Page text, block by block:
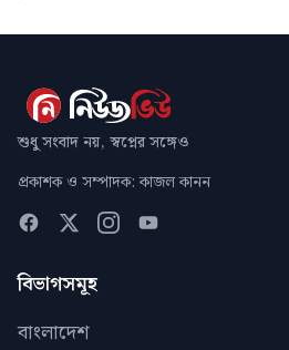
শুধু সংবাদ নয়, স্বপ্নের সঙ্গেও
প্রকাশক ও সম্পাদক: কাজল কানন
বিভাগসমূহ
বাংলাদেশ